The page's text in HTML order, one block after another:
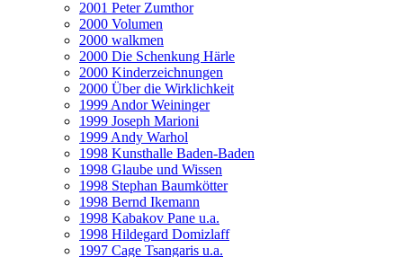
2001 Peter Zumthor
2000 Volumen
2000 walkmen
2000 Die Schenkung Härle
2000 Kinderzeichnungen
2000 Über die Wirklichkeit
1999 Andor Weininger
1999 Joseph Marioni
1999 Andy Warhol
1998 Kunsthalle Baden-Baden
1998 Glaube und Wissen
1998 Stephan Baumkötter
1998 Bernd Ikemann
1998 Kabakov Pane u.a.
1998 Hildegard Domizlaff
1997 Cage Tsangaris u.a.